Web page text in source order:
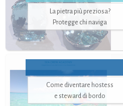
La pietra più preziosa?
Protegge chi naviga
Come diventare hostess
e steward di bordo